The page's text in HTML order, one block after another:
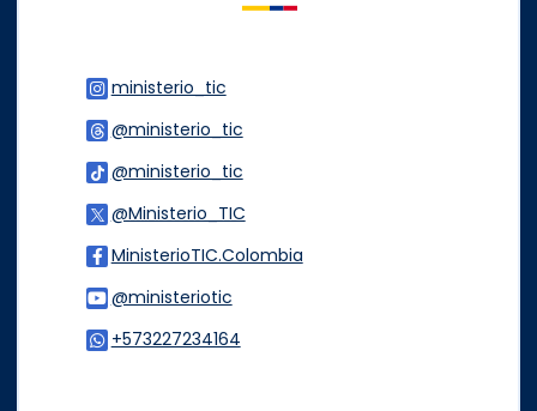
ministerio_tic
@ministerio_tic
@ministerio_tic
@Ministerio_TIC
MinisterioTIC.Colombia
@ministeriotic
+573227234164